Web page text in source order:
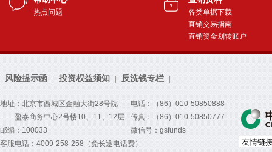
热点问题
各类单据下载
直销交易指南
直销资金划转账户
风险提示函 投资权益须知 反洗钱专栏
地址：北京市西城区金融大街28号院
盈泰商务中心2号楼10、11、12层
邮编：100033
电话：（86）010-50850888
传真：（86）010-50850777
微信号：gsfunds
客服电话：4009-258-258（免长途电话费）